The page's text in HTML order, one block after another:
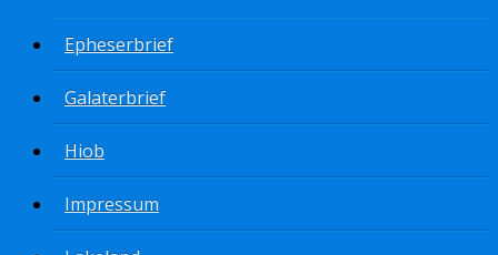
Epheserbrief
Galaterbrief
Hiob
Impressum